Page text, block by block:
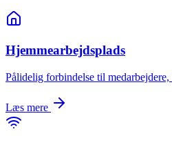
Hjemmearbejdsplads
Pålidelig forbindelse til
Læs mere